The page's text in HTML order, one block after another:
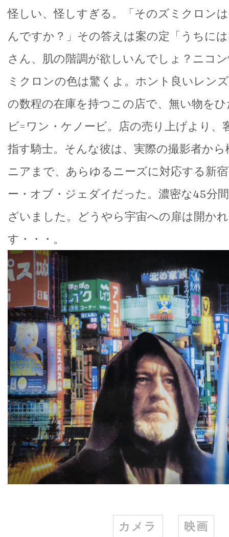
怪しい、怪しすぎる。「そのズミクロン
んですか？」その答えは案の定「うちに
さん、肌の階調が欲しいんでしょ？ニコ
ミクロンの色は驚くよ。ホント良いレン
の数程の在庫を持つこの店で、無い物を
ビ=ワン・ケノービ。店の売り上げより、
指す騎士。そんな彼は、実際の撮影者か
ニアまで、あらゆるニーズに対応する新
ー・オブ・ジェダイだった。濃密な45分
ざいました。どうやら宇宙への扉は開か
す・・・。
カメラ 映画